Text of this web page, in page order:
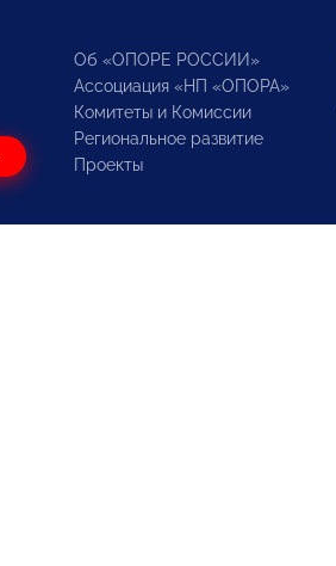
Об «ОПОРЕ РОССИИ»
Ассоциация «НП «ОПОРА»
Комитеты и Комиссии
Региональное развитие
Проекты